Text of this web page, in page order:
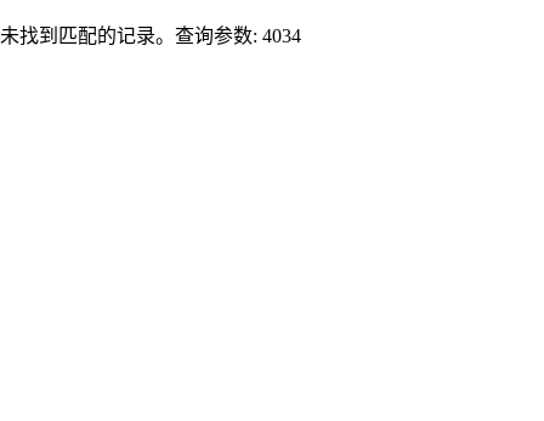
未找到匹配的记录。查询参数: 4034